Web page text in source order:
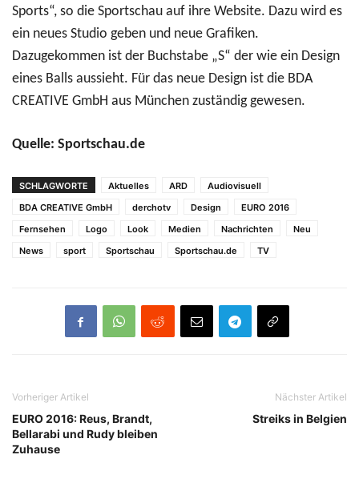
Sports“, so die Sportschau auf ihre Website. Dazu wird es
ein neues Studio geben und neue Grafiken.
Dazugekommen ist der Buchstabe „S“ der wie ein Design
eines Balls aussieht. Für das neue Design ist die BDA
CREATIVE GmbH aus München zuständig gewesen.
Quelle: Sportschau.de
SCHLAGWORTE Aktuelles ARD
Audiovisuell
BDA CREATIVE GmbH
derchotv Design
EURO 2016
Fernsehen
Logo Look Medien Nachrichten
Neu
News
sport Sportschau Sportschau.de TV
Vorheriger Artikel
EURO 2016: Reus, Brandt,
Bellarabi und Rudy bleiben
Zuhause
Nächster Artikel
Streiks in Belgien